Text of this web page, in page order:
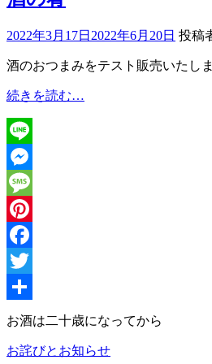
2022年3月17日 2022年6月20日 投稿
酒のおつまみをテスト販売いたし
続きを読む…
Line
Messenger
Message
Pinterest
Facebook
Twitter
共
お酒は二十歳になってから
お詫びとお知らせ